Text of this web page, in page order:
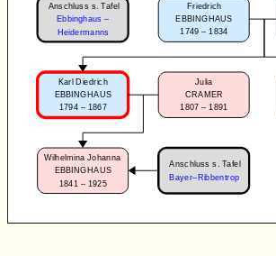
Friedrich
EBBINGHAUS
1749 – 1834
Karl Diedrich
EBBINGHAUS
1794 – 1867
Julia
CRAMER
1807 – 1891
Wilhelmina Johanna
EBBINGHAUS
1841 – 1925
Anschluss s. Tafel
Bayer–Ribbentrop
Anschluss s. Tafel
Ebbinghaus –
Heidermanns